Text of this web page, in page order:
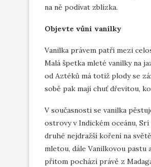
na ně podívat zblízka.
Objevte vůni vanilky
Vanilka právem patří mezi
Malá špetka mleté vanilky na
od Aztéků má totiž plody se
sobě pak mají chuť dřevitou,
V současnosti se vanilka
ostrovy v Indickém oceánu,
druhé nejdražší koření na
mletou, dále Vanilkovou pastu
přitom pochází právě z